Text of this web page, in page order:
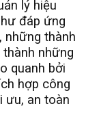
lý hiệu
đáp ứng
những thành
những
quanh bởi
hợp công
ưu, an toàn